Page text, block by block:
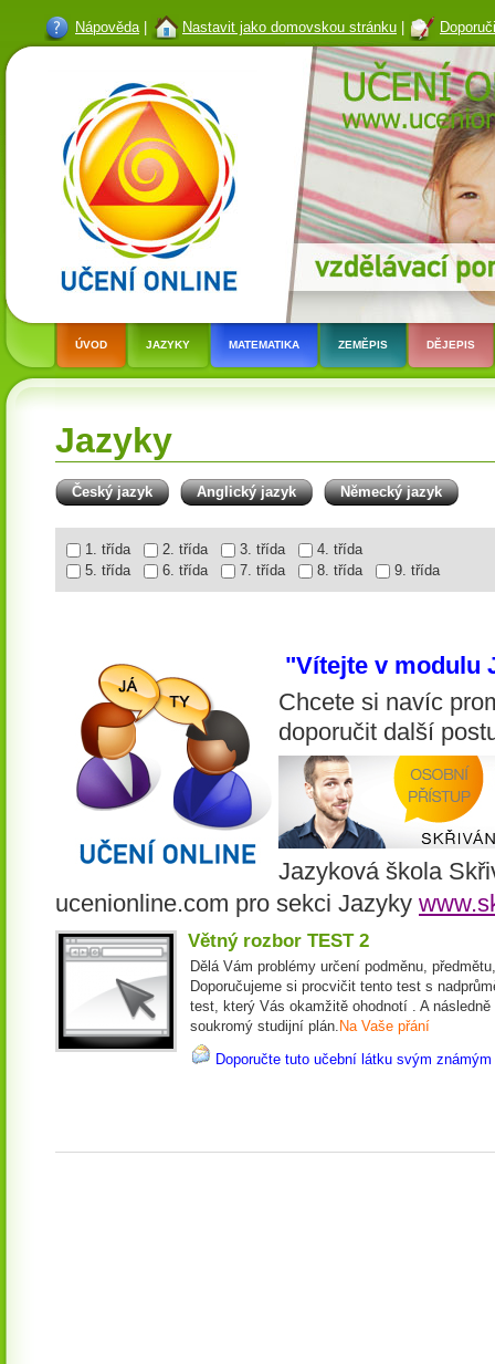
Nápověda| Nastavit jako domovskou stránku
ÚVOD JAZYKY MATEMATIKA ZEMĚPIS DĚJEPIS
Jazyky
Český jazyk Anglický jazyk Německý jazyk
1. třída 2. třída 3. třída
4. třída
5. třída
6. třída 7. třída 8. třída 9. třída
"Vítejte v
Chcete si navíc
doporučit další
Jazyková škola
ucenionline.com pro sekci Jazyky
Větný rozbor TEST 2
Dělá Vám problémy určení podměnu,
Doporučujeme si procvičit tento test s
test, který Vás okamžitě ohodnotí . A
soukromý studijní plán. Na Vaše přání
Doporučte tuto učební látku svým